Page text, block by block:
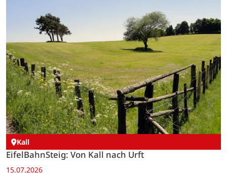
Kall
EifelBahnSteig: Von Kall nach Urft
15.07.2026